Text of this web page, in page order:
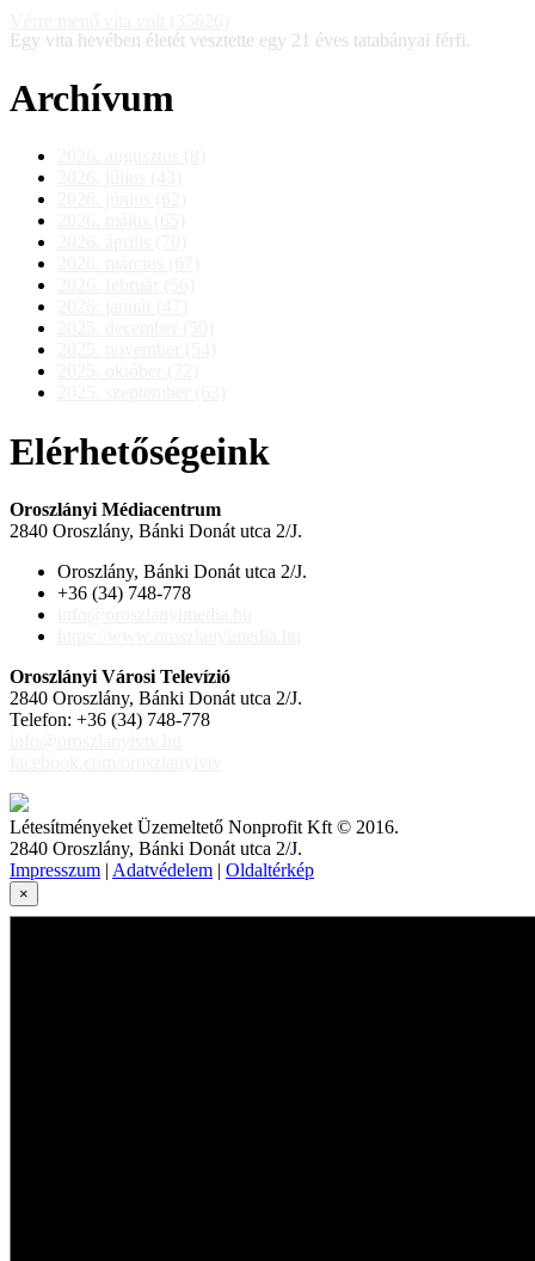
Egy vita hevében életét vesztette egy 21 éves tatabányai férfi.
Archívum
Elérhetőségeink
Oroszlányi Médiacentrum
2840 Oroszlány, Bánki Donát utca 2/J.
Oroszlány, Bánki Donát utca 2/J.
+36 (34) 748-778
Oroszlányi Városi Televízió
2840 Oroszlány, Bánki Donát utca 2/J.
Telefon: +36 (34) 748-778
Létesítményeket Üzemeltető Nonprofit Kft © 2016.
2840 Oroszlány, Bánki Donát utca 2/J.
Impresszum | Adatvédelem | Oldaltérkép
×